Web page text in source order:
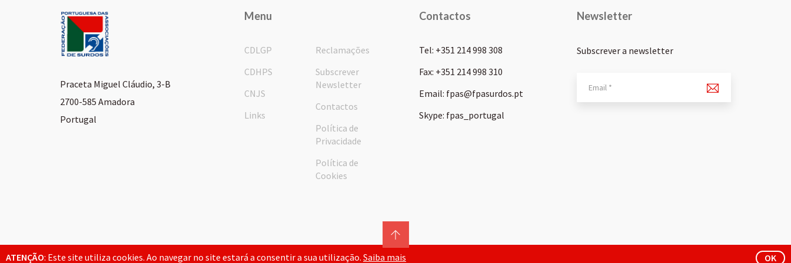
ATENÇÃO: Este site utiliza cookies. Ao navegar no site estará a consentir a sua utilização. Saiba mais OK
Praceta Miguel Cláudio, 3-B
2700-585 Amadora
Portugal
Menu
CDLGP
CDHPS
CNJS
Links
Reclamações
Subscrever
Newsletter
Contactos
Política de
Privacidade
Política de
Cookies
Contactos
Tel: +351 214 998 308
Fax: +351 214 998 310
Email: fpas@fpasurdos.pt
Skype: fpas_portugal
Newsletter
Subscrever a newsletter
© 2026 FPAS. Todos os direitos reservados.